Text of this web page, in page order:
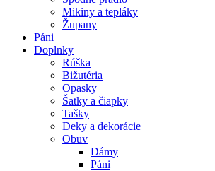
Mikiny a tepláky
Župany
Páni
Doplnky
Rúška
Bižutéria
Opasky
Šatky a čiapky
Tašky
Deky a dekorácie
Obuv
Dámy
Páni